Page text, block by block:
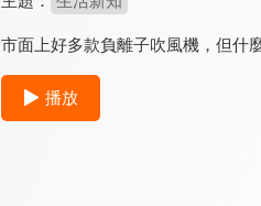
市面上好多款負離子吹風機，但什
播放